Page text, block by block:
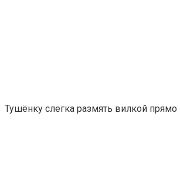
Тушёнку слегка размять вилкой прямо